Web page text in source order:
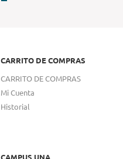
CARRITO DE COMPRAS
CARRITO DE COMPRAS
Mi Cuenta
Historial
CAMPUS UNA